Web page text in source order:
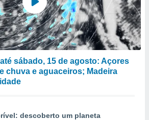
sábado, 15 de agosto: Açores
chuva e aguaceiros; Madeira
descoberto um planeta